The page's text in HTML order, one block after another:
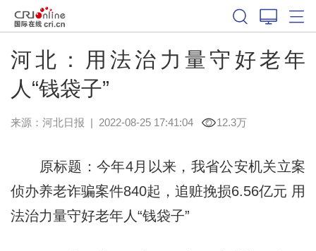
河北：用法治力量守好老年
人“钱袋子”
来源： 河北日报 | 2022-08-25 17:41:04 12.3万
原标题：今年4月以来，我省公安机关立案
侦办养老诈骗案件840起，追赃挽损6.56亿元 用
法治力量守好老年人“钱袋子”